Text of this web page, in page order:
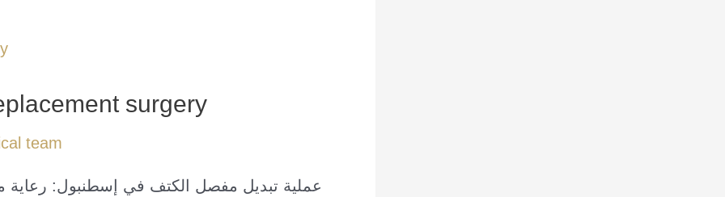
surgery
team
عملية تبديل مفصل الكتف في إسطنبول: رعاية